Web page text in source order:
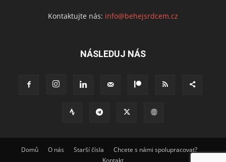
Kontaktujte nás: info@behejsrdcem.cz
NÁSLEDUJ NÁS
Domů O nás Starší čísla
Chcete s námi spolupracovat?
Kontakt